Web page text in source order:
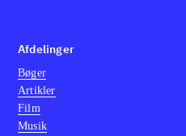
Afdelinger
Bøger
Artikler
Film
Musik